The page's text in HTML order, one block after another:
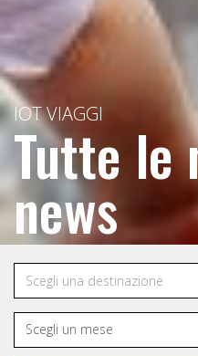
IOT VIAGGI
Tutte le
news